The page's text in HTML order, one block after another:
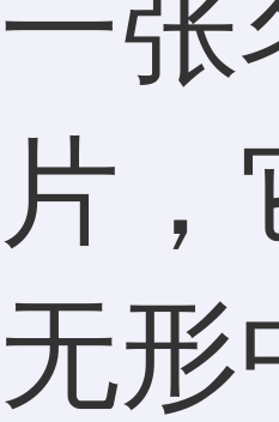
一张
片，
无形